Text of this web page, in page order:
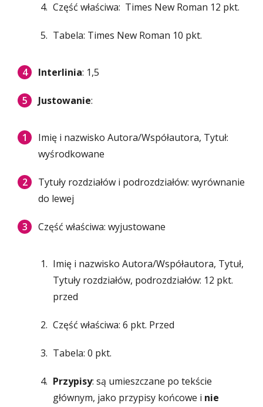
Część właściwa: Times New Roman 12 pkt.
Tabela: Times New Roman 10 pkt.
Interlinia: 1,5
Justowanie:
Imię i nazwisko Autora/Współautora, Tytuł:
wyśrodkowane
Tytuły rozdziałów i podrozdziałów: wyrównanie
do lewej
Część właściwa: wyjustowane
Imię i nazwisko Autora/Współautora, Tytuł,
Tytuły rozdziałów, podrozdziałów: 12 pkt.
przed
Część właściwa: 6 pkt. Przed
Tabela: 0 pkt.
Przypisy: są umieszczane po tekście
głównym, jako przypisy końcowe i nie